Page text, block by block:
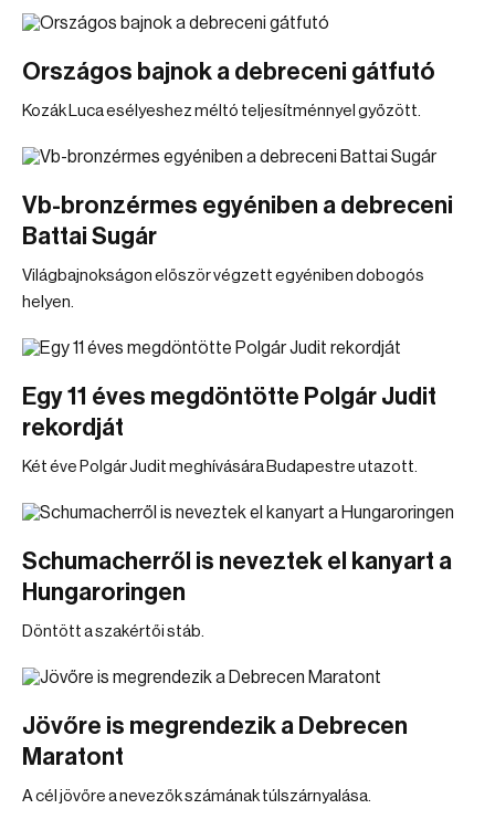
Országos bajnok a debreceni gátfutó
Kozák Luca esélyeshez méltó teljesítménnyel győzött.
Vb-bronzérmes egyéniben a debreceni
Battai Sugár
Világbajnokságon először végzett egyéniben dobogós
helyen.
Egy 11 éves megdöntötte Polgár Judit
rekordját
Két éve Polgár Judit meghívására Budapestre utazott.
Schumacherről is neveztek el kanyart a
Hungaroringen
Döntött a szakértői stáb.
Jövőre is megrendezik a Debrecen
Maratont
A cél jövőre a nevezők számának túlszárnyalása.